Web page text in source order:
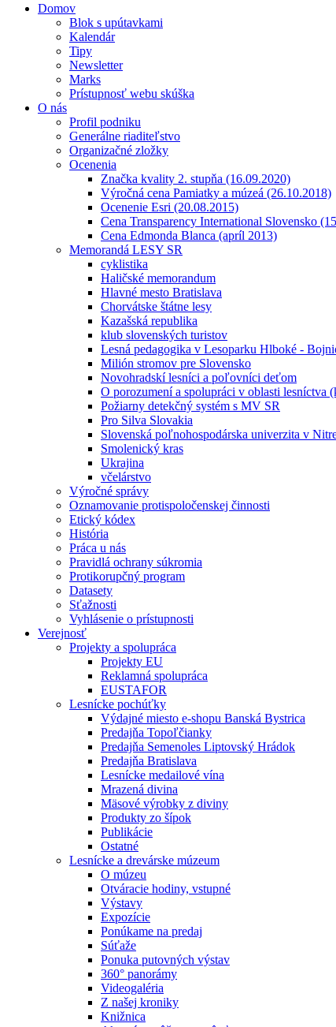
Domov
Blok s upútavkami
Kalendár
Tipy
Newsletter
Marks
Prístupnosť webu skúška
O nás
Profil podniku
Generálne riaditeľstvo
Organizačné zložky
Ocenenia
Značka kvality 2. stupňa (16.09.2020)
Výročná cena Pamiatky a múzeá (26.10.2018)
Ocenenie Esri (20.08.2015)
Cena Transparency International Slovensko
Cena Edmonda Blanca (apríl 2013)
Memorandá LESY SR
cyklistika
Haličské memorandum
Hlavné mesto Bratislava
Chorvátske štátne lesy
Kazašská republika
klub slovenských turistov
Lesná pedagogika v Lesoparku Hlboké -
Milión stromov pre Slovensko
Novohradskí lesníci a poľovníci deťom
O porozumení a spolupráci v oblasti lesníctva
Požiarny detekčný systém s MV SR
Pro Silva Slovakia
Slovenská poľnohospodárska univerzita v
Smolenický kras
Ukrajina
včelárstvo
Výročné správy
Oznamovanie protispoločenskej činnosti
Etický kódex
História
Práca u nás
Pravidlá ochrany súkromia
Protikorupčný program
Datasety
Sťažnosti
Vyhlásenie o prístupnosti
Verejnosť
Projekty a spolupráca
Projekty EU
Reklamná spolupráca
EUSTAFOR
Lesnícke pochúťky
Výdajné miesto e-shopu Banská Bystrica
Predajňa Topoľčianky
Predajňa Semenoles Liptovský Hrádok
Predajňa Bratislava
Lesnícke medailové vína
Mrazená divina
Mäsové výrobky z diviny
Produkty zo šípok
Publikácie
Ostatné
Lesnícke a drevárske múzeum
O múzeu
Otváracie hodiny, vstupné
Výstavy
Expozície
Ponúkame na predaj
Súťaže
Ponuka putovných výstav
360° panorámy
Videogaléria
Z našej kroniky
Knižnica